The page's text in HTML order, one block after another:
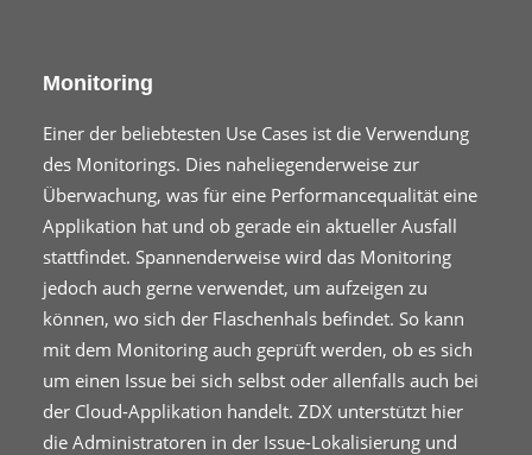
Monitoring
Einer der beliebtesten Use Cases ist die Verwendung
des Monitorings. Dies naheliegenderweise zur
Überwachung, was für eine Performancequalität eine
Applikation hat und ob gerade ein aktueller Ausfall
stattfindet. Spannenderweise wird das Monitoring
jedoch auch gerne verwendet, um aufzeigen zu
können, wo sich der Flaschenhals befindet. So kann
mit dem Monitoring auch geprüft werden, ob es sich
um einen Issue bei sich selbst oder allenfalls auch bei
der Cloud-Applikation handelt. ZDX unterstützt hier
die Administratoren in der Issue-Lokalisierung und